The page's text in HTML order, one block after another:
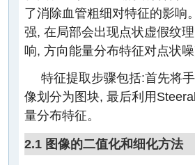
了消除血管粗细对特征的影响
强, 在局部会出现点状虚假纹
响, 方向能量分布特征对点状
特征提取步骤包括:首先将
像划分为图块, 最后利用
量分布特征。
2.1 图像的二值化和细化方法